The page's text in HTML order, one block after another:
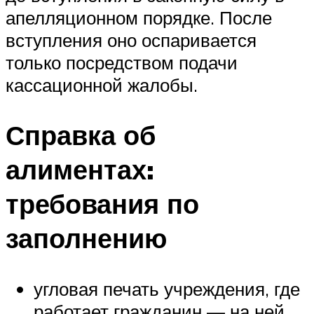
апелляционном порядке. После
вступления оно оспаривается
только посредством подачи
кассационной жалобы.
Справка об
алиментах:
требования по
заполнению
угловая печать учреждения, где